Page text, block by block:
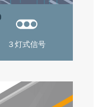
３灯式信号